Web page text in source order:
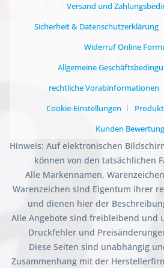
Versand und
Sicherheit & Datenschutzerklärung
Widerruf Online
Allgemeine
rechtliche Vorabinformationen
Cookie-Einstellungen
Kunden
Hinweis: Auf elektronischen
können von den tatsächlichen
Alle Markennamen,
Warenzeichen sind Eigentum ihrer
und dienen hier der
Alle Angebote sind freibleibend und
Druckfehler und
Diese Seiten sind unabhängig
Zusammenhang mit der